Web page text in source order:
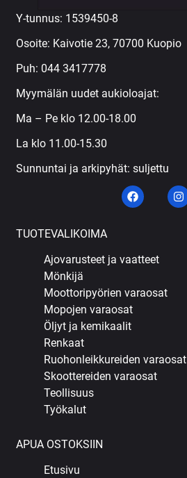
Y-tunnus: 1539450-8
Osoite: Kaivotie 23, 70700 Kuopio
Puh: 044 3417778
Myymälän uudet aukioloajat:
Ma – Pe klo 12.00-18.00
La klo 11.00-15.30
Sunnuntai ja arkipyhät: suljettu
TUOTEVALIKOIMA
Ajovarusteet ja vaatteet
Mönkijä
Moottoripyörien varaosat
Mopojen varaosat
Öljyt ja kemikaalit
Renkaat
Ruohonleikkureiden varaosat
Skoottereiden varaosat
Teollisuus
Työkalut
APUA OSTOKSIIN
Etusivu